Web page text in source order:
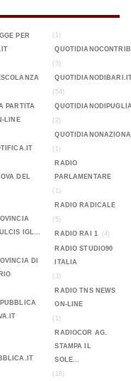
PER
PARTITA
LINE
DEL
IGL...
DI
(1)
(3)
(54)
(2)
(1)
RADIO
PARLAMENTARE
(1)
RADIO RADICALE
(5)
RADIO RAI 1
(4)
RADIO STUDIO90
ITALIA
(3)
RADIO TNS NEWS
ON-LINE
(1)
RADIOCOR AG.
STAMPA IL
SOLE...
(18)